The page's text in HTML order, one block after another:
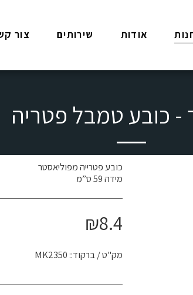
אודות שירותים צור
- כובע טמבל פטריה
מידה 59 ס”מ
₪8.4
מק"ט / ברקוד:: MK2350